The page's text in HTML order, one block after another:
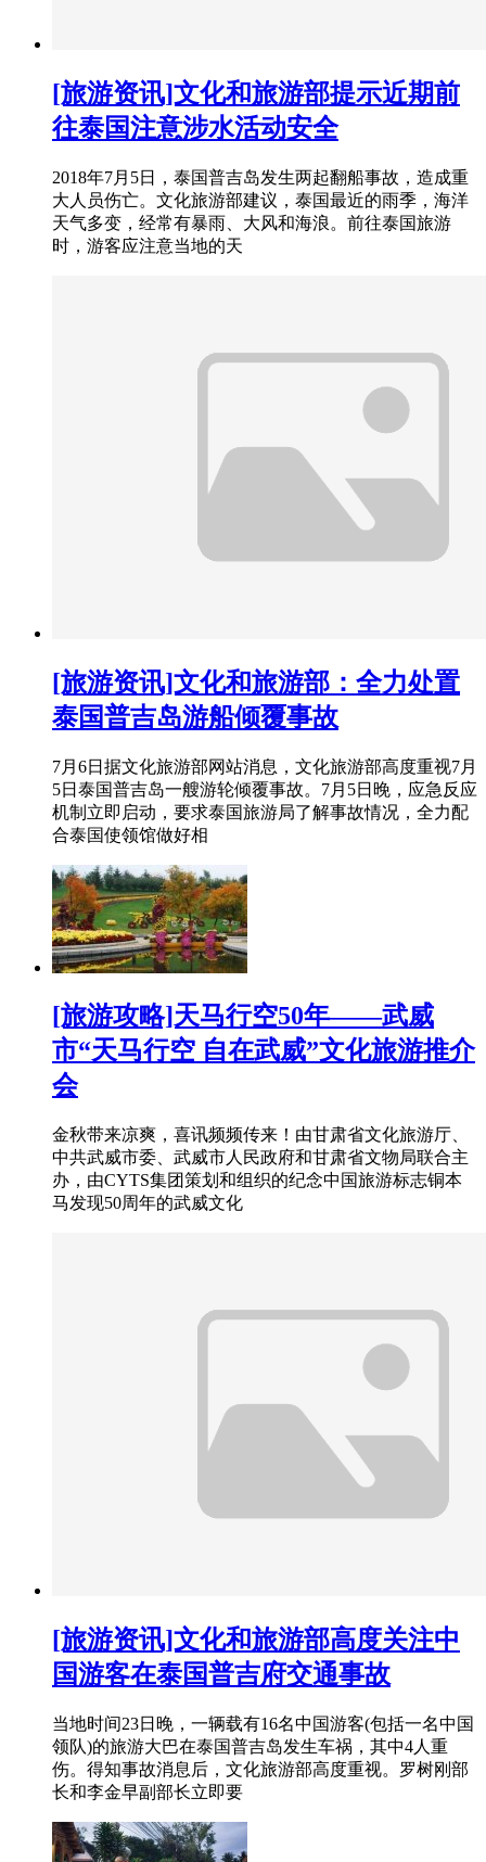
[旅游资讯]文化和旅游部提示近期前
往泰国注意涉水活动安全
2018年7月5日，泰国普吉岛发生两起翻船事故，造成重
大人员伤亡。文化旅游部建议，泰国最近的雨季，海洋
天气多变，经常有暴雨、大风和海浪。前往泰国旅游
时，游客应注意当地的天
[旅游资讯]文化和旅游部：全力处置
泰国普吉岛游船倾覆事故
7月6日据文化旅游部网站消息，文化旅游部高度重视7月
5日泰国普吉岛一艘游轮倾覆事故。7月5日晚，应急反应
机制立即启动，要求泰国旅游局了解事故情况，全力配
合泰国使领馆做好相
[旅游攻略]天马行空50年——武威
市“天马行空 自在武威”文化旅游推介
会
金秋带来凉爽，喜讯频频传来！由甘肃省文化旅游厅、
中共武威市委、武威市人民政府和甘肃省文物局联合主
办，由CYTS集团策划和组织的纪念中国旅游标志铜本
马发现50周年的武威文化
[旅游资讯]文化和旅游部高度关注中
国游客在泰国普吉府交通事故
当地时间23日晚，一辆载有16名中国游客(包括一名中国
领队)的旅游大巴在泰国普吉岛发生车祸，其中4人重
伤。得知事故消息后，文化旅游部高度重视。罗树刚部
长和李金早副部长立即要